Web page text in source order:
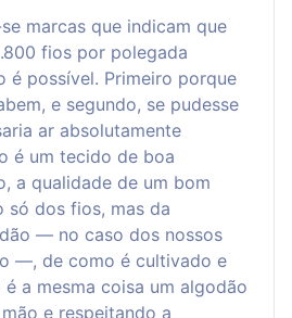
marcas que indicam que
fios por polegada
é possível. Primeiro porque
e segundo, se pudesse
ar absolutamente
é um tecido de boa
a qualidade de um bom
só dos fios, mas da
— no caso dos nossos
—, de como é cultivado e
a mesma coisa um algodão
e respeitando a